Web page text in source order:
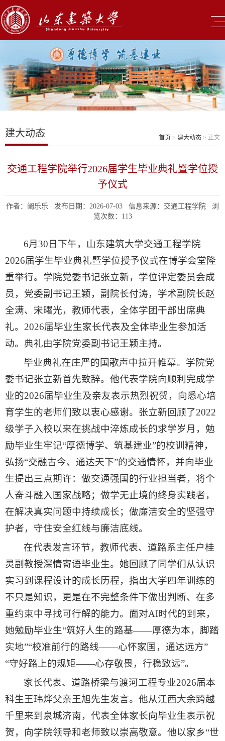
建大动态 首页 > 建大动态 > 正文
交通工程学院举行2026届学生毕业典礼暨学位授
予仪式
作者：阚乐乐 发布日期：2026-07-03 信息来源：交通工程学院 浏
览次数： 113
6月30日下午，山东建筑大学交通工程学院
2026届学生毕业典礼暨学位授予仪式在博学会堂隆
重举行。学院党委书记张立新，学位评定委员会成
员，党委副书记王颖，副院长付涛，学术副院长赵
全满、宋曙光，教师代表，全体学团干部出席典
礼。2026届毕业生家长代表及全体毕业生参加活
动。典礼由学院党委副书记王颖主持。
毕业典礼在庄严的国歌声中拉开帷幕。学院党
委书记张立新首先致辞。他代表学院向顺利完成学
业的2026届毕业生及亲友表示热烈祝贺，向悉心培
育学生的老师们致以衷心感谢。张立新回顾了2022
级学子入校以来在挑战中淬炼成长的求学岁月，勉
励毕业生牢记“厚德博学、筑基建业”的校训精神，
弘扬“交融古今、通达天下”的交通情怀，并向毕业
生提出三点期许：做交通强国的行业担当者，将个
人奋斗融入国家战略；做学无止境的终身实践者，
在解决真实问题中持续成长；做廉洁安全的坚强守
护者，守住安全红线与廉洁底线。
在代表发言环节，教师代表、道路系主任户桂
灵副教授深情寄语毕业生。她回顾了同学们从认识
实习到课程设计的成长历程，指出大学四年训练的
不只是知识，更是在不完整条件下做出判断、在多
重约束中寻找可行解的能力。面对AI时代的到来，
她勉励毕业生“筑好人生的路基——厚德为本，脚踏
实地”“校准前行的路线——心怀家国，通达远方”
“守好路上的规矩——心存敬畏，行稳致远”。
家长代表、道路桥梁与渡河工程专业2026届本
科生王玮烨父亲王旭先生发言。他从江西大余跨越
千里来到泉城济南，代表全体家长向毕业生表示祝
贺，向学院领导和老师致以崇高敬意。他以家乡“世